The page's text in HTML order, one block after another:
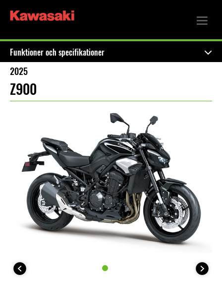
Funktioner och specifikationer
2025
Z900